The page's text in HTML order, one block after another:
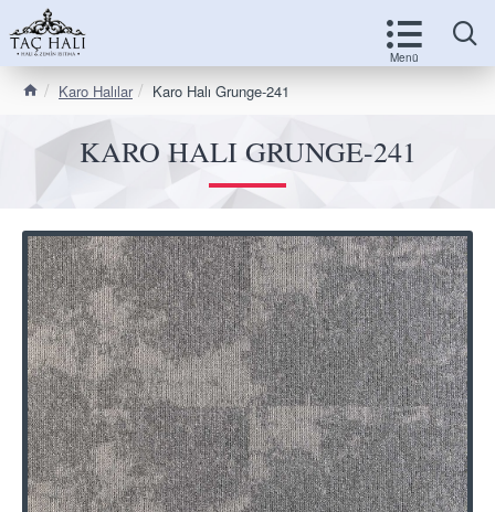
Karo Halılar Karo Halı Grunge-241
KARO HALI GRUNGE-241